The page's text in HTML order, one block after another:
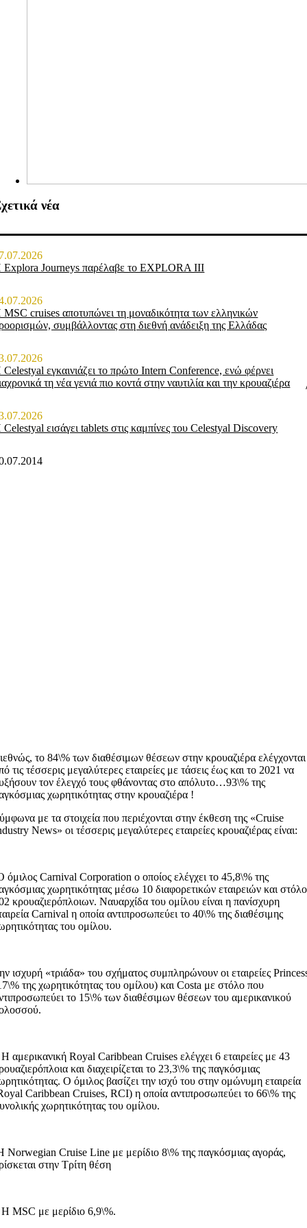
νέα
Explora Journeys παρέλαβε το EXPLORA III
cruises αποτυπώνει τη μοναδικότητα των ελληνικών
συμβάλλοντας στη διεθνή ανάδειξη της Ελλάδας
εγκαινιάζει το πρώτο Intern Conference, ενώ φέρνει
τη νέα γενιά πιο κοντά στην ναυτιλία και την κρουαζιέρα
εισάγει tablets στις καμπίνες του Celestyal Discovery
το 84\% των διαθέσιμων θέσεων στην κρουαζιέρα ελέγχονται
τις τέσσερις μεγαλύτερες εταιρείες με τάσεις έως και το 2021 να
τον έλεγχό τους φθάνοντας στο απόλυτο…93\% της
χωρητικότητας στην κρουαζιέρα !
με τα στοιχεία που περιέχονται στην έκθεση της «Cruise
News» οι τέσσερις μεγαλύτερες εταιρείες κρουαζιέρας είναι:
όμιλος Carnival Corporation ο οποίος ελέγχει το 45,8\% της
χωρητικότητας μέσω 10 διαφορετικών εταιρειών και στόλο
κρουαζιερόπλοιων. Ναυαρχίδα του ομίλου είναι η πανίσχυρη
Carnival η οποία αντιπροσωπεύει το 40\% της διαθέσιμης
του ομίλου.
ισχυρή «τριάδα» του σχήματος συμπληρώνουν οι εταιρείες
της χωρητικότητας του ομίλου) και Costa με στόλο που
το 15\% των διαθέσιμων θέσεων του αμερικανικού
αμερικανική Royal Caribbean Cruises ελέγχει 6 εταιρείες με 43
και διαχειρίζεται το 23,3\% της παγκόσμιας
Ο όμιλος βασίζει την ισχύ του στην ομώνυμη εταιρεία
Caribbean Cruises, RCI) η οποία αντιπροσωπεύει το 66\% της
χωρητικότητας του ομίλου.
Norwegian Cruise Line με μερίδιο 8\% της παγκόσμιας αγοράς,
στην Τρίτη θέση
MSC με μερίδιο 6,9\%.